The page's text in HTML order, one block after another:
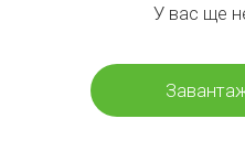
У вас ще